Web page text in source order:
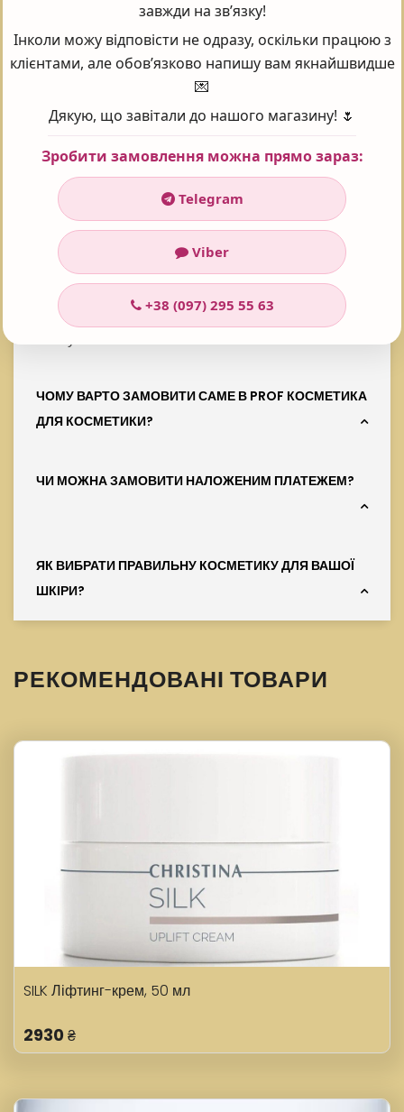
Проголосувало:101
Часті запитання - FAQ
FOREVER YOUNG ОЧИЩУВАЛЬНИЙ ТОНІК, 300 МЛ
ЯКА ЦІНА?
У інтернет-магазині Prof косметика товар:
Forever Young Очищувальний тонік, 300 мл
коштує 1430 ₴
ЧОМУ ВАРТО ЗАМОВИТИ САМЕ В PROF КОСМЕТИКА
ДЛЯ КОСМЕТИКИ?
ЧИ МОЖНА ЗАМОВИТИ НАЛОЖЕНИМ ПЛАТЕЖЕМ?
ЯК ВИБРАТИ ПРАВИЛЬНУ КОСМЕТИКУ ДЛЯ ВАШОЇ
ШКІРИ?
РЕКОМЕНДОВАНІ ТОВАРИ
SILK Ліфтинг-крем, 50 мл
2930 ₴
завжди на зв’язку!
Інколи можу відповісти не одразу, оскільки працюю з
клієнтами, але обов’язково напишу вам якнайшвидше
💌
Дякую, що завітали до нашого магазину! 🌷
Зробити замовлення можна прямо зараз:
Telegram
Viber
+38 (097) 295 55 63